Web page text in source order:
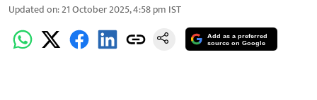
Updated on:21 October 2025, 4:58 pm IST
Add as a preferred
source on Google